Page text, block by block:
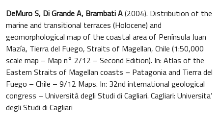
DeMuro S, Di Grande A, Brambati A(2004). Distribution of the
marine and transitional terraces (Holocene) and
geomorphological map of the coastal area of Península Juan
Mazía, Tierra del Fuego, Straits of Magellan, Chile (1:50,000
scale map – Map n° 2/12 – Second Edition). In: Atlas of the
Eastern Straits of Magellan coasts – Patagonia and Tierra del
Fuego – Chile – 9/12 Maps. In: 32nd international geological
congress – Università degli Studi di Cagliari. Cagliari: Universita’
degli Studi di Cagliari